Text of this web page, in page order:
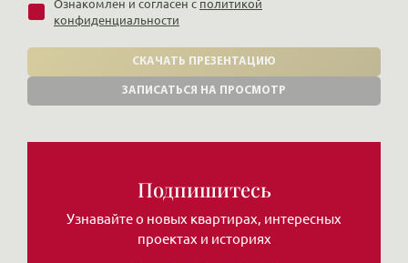
Ознакомлен и согласен с политикой
конфиденциальности
СКАЧАТЬ ПРЕЗЕНТАЦИЮ
ЗАПИСАТЬСЯ НА ПРОСМОТР
Подпишитесь
Узнавайте о новых квартирах, интересных
проектах и историях